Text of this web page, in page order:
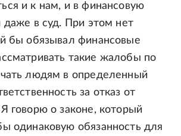
и к нам, и в финансовую
даже в суд. При этом нет
бы обязывал финансовые
такие жалобы по
людям в определенный
за отказ от
говорю о законе, который
одинаковую обязанность для